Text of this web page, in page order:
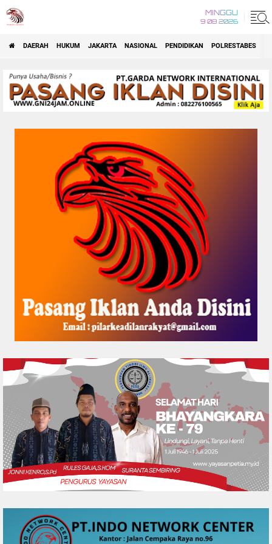
MINGGU
9 08 2026
DAERAH HUKUM JAKARTA NASIONAL PENDIDIKAN POLRESTABES